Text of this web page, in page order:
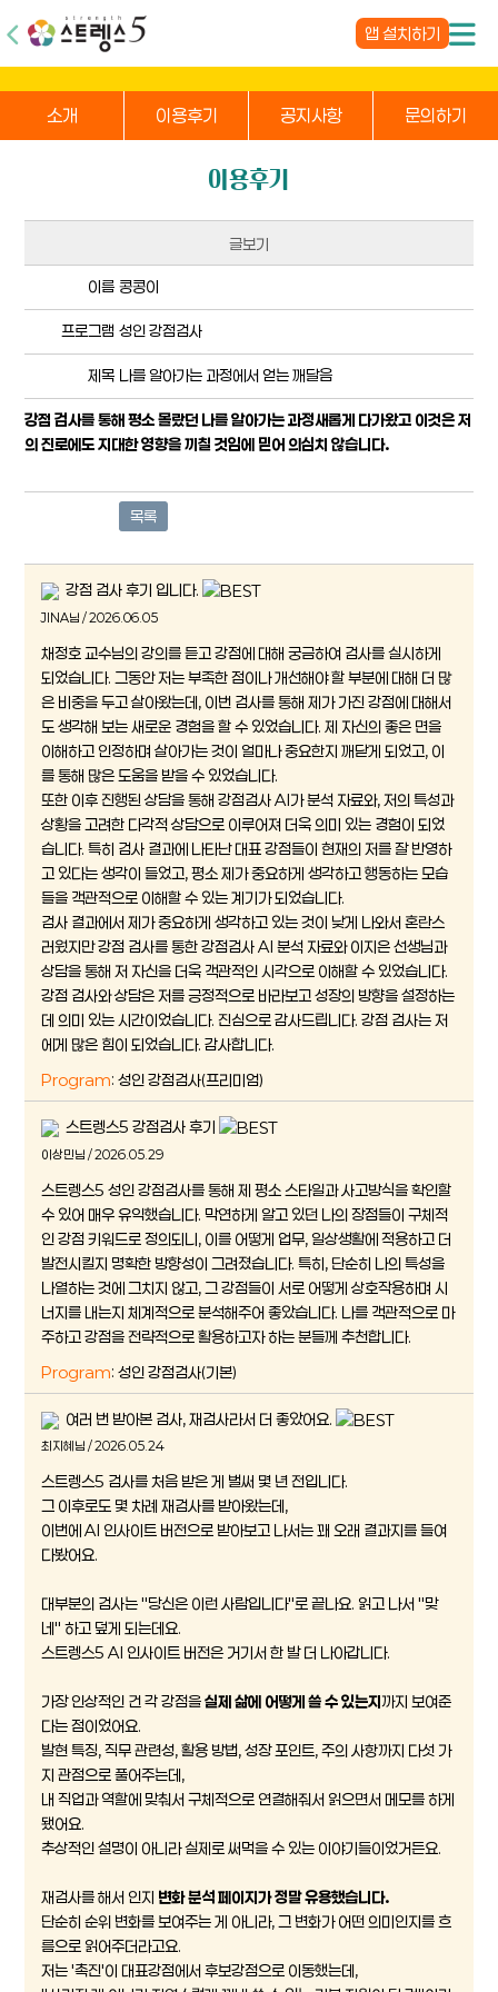
앱 설치하기
소개 이용후기 공지사항 문의하기
이용후기
글보기
이름 콩콩이
프로그램 성인 강점검사
제목 나를 알아가는 과정에서 얻는 깨달음
강점 검사를 통해 평소 몰랐던 나를 알아가는 과정새롭게 다가왔고 이것은 저
의 진로에도 지대한 영향을 끼칠 것임에 믿어 의심치 않습니다.
목록
강점 검사 후기 입니다.
JINA님 / 2026.06.05
채정호 교수님의 강의를 듣고 강점에 대해 궁금하여 검사를 실시하게
되었습니다. 그동안 저는 부족한 점이나 개선해야 할 부분에 대해 더 많
은 비중을 두고 살아왔는데, 이번 검사를 통해 제가 가진 강점에 대해서
도 생각해 보는 새로운 경험을 할 수 있었습니다. 제 자신의 좋은 면을
이해하고 인정하며 살아가는 것이 얼마나 중요한지 깨닫게 되었고, 이
를 통해 많은 도움을 받을 수 있었습니다.
또한 이후 진행된 상담을 통해 강점검사 AI가 분석 자료와, 저의 특성과
상황을 고려한 다각적 상담으로 이루어져 더욱 의미 있는 경험이 되었
습니다. 특히 검사 결과에 나타난 대표 강점들이 현재의 저를 잘 반영하
고 있다는 생각이 들었고, 평소 제가 중요하게 생각하고 행동하는 모습
들을 객관적으로 이해할 수 있는 계기가 되었습니다.
검사 결과에서 제가 중요하게 생각하고 있는 것이 낮게 나와서 혼란스
러웠지만 강점 검사를 통한 강점검사 AI 분석 자료와 이지은 선생님과
상담을 통해 저 자신을 더욱 객관적인 시각으로 이해할 수 있었습니다.
강점 검사와 상담은 저를 긍정적으로 바라보고 성장의 방향을 설정하는
데 의미 있는 시간이었습니다. 진심으로 감사드립니다. 강점 검사는 저
에게 많은 힘이 되었습니다. 감사합니다.
Program: 성인 강점검사(프리미엄)
스트렝스5 강점검사 후기
이상민님 / 2026.05.29
스트렝스5 성인 강점검사를 통해 제 평소 스타일과 사고방식을 확인할
수 있어 매우 유익했습니다. 막연하게 알고 있던 나의 장점들이 구체적
인 강점 키워드로 정의되니, 이를 어떻게 업무, 일상생활에 적용하고 더
발전시킬지 명확한 방향성이 그려졌습니다. 특히, 단순히 나의 특성을
나열하는 것에 그치지 않고, 그 강점들이 서로 어떻게 상호작용하며 시
너지를 내는지 체계적으로 분석해주어 좋았습니다. 나를 객관적으로 마
주하고 강점을 전략적으로 활용하고자 하는 분들께 추천합니다.
Program: 성인 강점검사(기본)
여러 번 받아본 검사, 재검사라서 더 좋았어요.
최지혜님 / 2026.05.24
스트렝스5 검사를 처음 받은 게 벌써 몇 년 전입니다.
그 이후로도 몇 차례 재검사를 받아왔는데,
이번에 AI 인사이트 버전으로 받아보고 나서는 꽤 오래 결과지를 들여
다봤어요.
대부분의 검사는 "당신은 이런 사람입니다"로 끝나요. 읽고 나서 "맞
네" 하고 덮게 되는데요.
스트렝스5 AI 인사이트 버전은 거기서 한 발 더 나아갑니다.
가장 인상적인 건 각 강점을실제 삶에 어떻게 쓸 수 있는지까지 보여준
다는 점이었어요.
발현 특징, 직무 관련성, 활용 방법, 성장 포인트, 주의 사항까지 다섯 가
지 관점으로 풀어주는데,
내 직업과 역할에 맞춰서 구체적으로 연결해줘서 읽으면서 메모를 하게
됐어요.
추상적인 설명이 아니라 실제로 써먹을 수 있는 이야기들이었거든요.
재검사를 해서 인지 변화 분석 페이지가 정말 유용했습니다.
단순히 순위 변화를 보여주는 게 아니라, 그 변화가 어떤 의미인지를 흐
름으로 읽어주더라고요.
저는 '촉진'이 대표강점에서 후보강점으로 이동했는데,